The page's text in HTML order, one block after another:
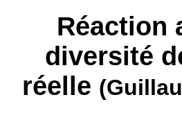
Réaction
diversité
réelle